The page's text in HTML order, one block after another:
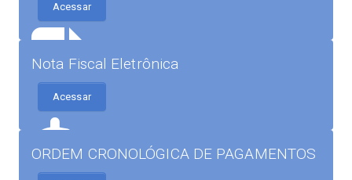
Acessar
Nota Fiscal Eletrônica
Acessar
ORDEM CRONOLÓGICA DE PAGAMENTOS